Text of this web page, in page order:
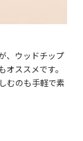
、ウッドチップ
ススメです。
むのも手軽で素